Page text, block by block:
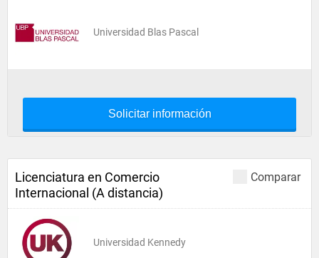
Universidad Blas Pascal
Solicitar información
Comparar
Licenciatura en Comercio
Internacional (A distancia)
Universidad Kennedy